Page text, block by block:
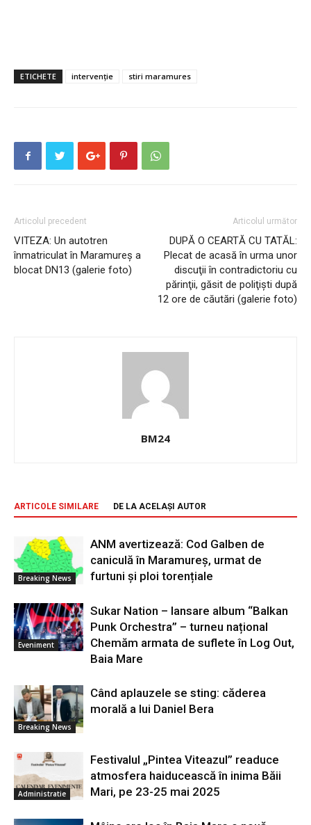
ETICHETE intervenție stiri maramures
Articolul precedent
VITEZA: Un autotren
înmatriculat în Maramureș a
blocat DN13 (galerie foto)
Articolul următor
DUPĂ O CEARTĂ CU TATĂL:
Plecat de acasă în urma unor
discuţii în contradictoriu cu
părinţii, găsit de poliţişti după
12 ore de căutări (galerie foto)
BM24
ARTICOLE SIMILARE DE LA ACELAȘI AUTOR
Breaking News
ANM avertizează: Cod Galben de
caniculă în Maramureș, urmat de
furtuni și ploi torențiale
Eveniment
Sukar Nation – lansare album “Balkan
Punk Orchestra” – turneu național
Chemăm armata de suflete în Log Out,
Baia Mare
Breaking News
Când aplauzele se sting: căderea
morală a lui Daniel Bera
Administratie
Festivalul „Pintea Viteazul” readuce
atmosfera haiducească în inima Băii
Mari, pe 23-25 mai 2025